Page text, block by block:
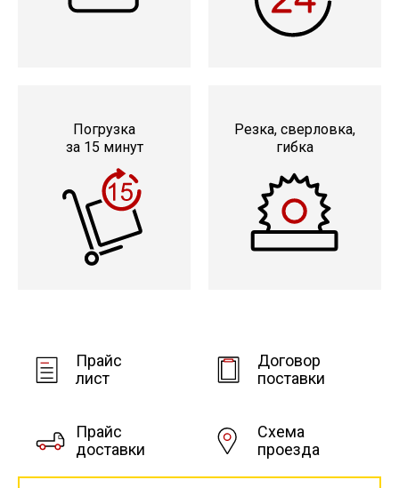
Погрузка
за 15 минут
Резка, сверловка,
гибка
Прайс
лист
Договор
поставки
Прайс
доставки
Схема
проезда